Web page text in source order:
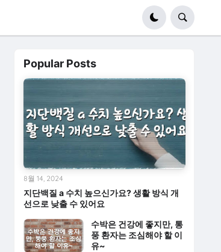
Popular Posts
지단백질 a 수치 높으신가요? 생활 방식 개
선으로 낮출 수 있어요
8월 14, 2024
수박은 건강에 좋지만, 통
풍 환자는 조심해야 할 이
유~